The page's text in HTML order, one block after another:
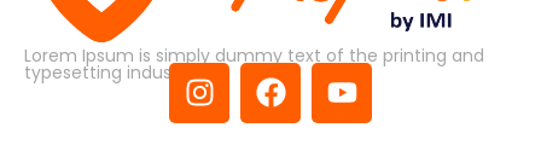
Lorem Ipsum is simply dummy text of the printing and
typesetting industry.